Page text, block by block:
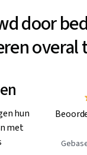
door
overal
hun